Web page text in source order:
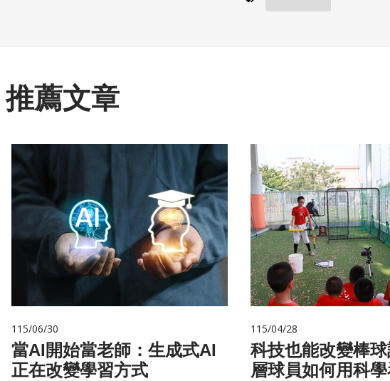
推薦文章
115/06/30
當AI開始當老師：生成式AI
正在改變學習方式
115/04/28
科技也能改變棒
層球員如何用科